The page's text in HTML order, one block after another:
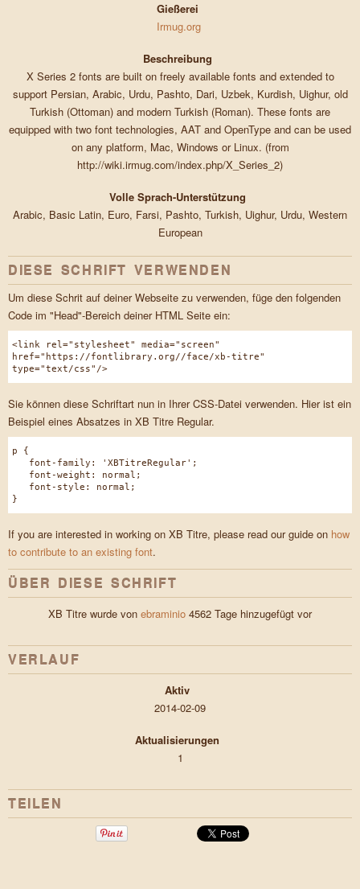
Gießerei
Irmug.org
Beschreibung
X Series 2 fonts are built on freely available fonts and extended to
support Persian, Arabic, Urdu, Pashto, Dari, Uzbek, Kurdish, Uighur, old
Turkish (Ottoman) and modern Turkish (Roman). These fonts are
equipped with two font technologies, AAT and OpenType and can be used
on any platform, Mac, Windows or Linux. (from
http://wiki.irmug.com/index.php/X_Series_2)
Volle Sprach-Unterstützung
Arabic, Basic Latin, Euro, Farsi, Pashto, Turkish, Uighur, Urdu, Western
European
DIESE SCHRIFT VERWENDEN
Um diese Schrit auf deiner Webseite zu verwenden, füge den folgenden
Code im "Head"-Bereich deiner HTML Seite ein:
<link rel="stylesheet" media="screen"
href="https://fontlibrary.org//face/xb-titre"
type="text/css"/>
Sie können diese Schriftart nun in Ihrer CSS-Datei verwenden. Hier ist ein
Beispiel eines Absatzes in XB Titre Regular.
p {
font-family: 'XBTitreRegular';
font-weight: normal;
font-style: normal;
}
If you are interested in working on XB Titre, please read our guide on how
to contribute to an existing font.
ÜBER DIESE SCHRIFT
XB Titre wurde von ebraminio 4562 Tage hinzugefügt vor
VERLAUF
Aktiv
2014-02-09
Aktualisierungen
1
TEILEN